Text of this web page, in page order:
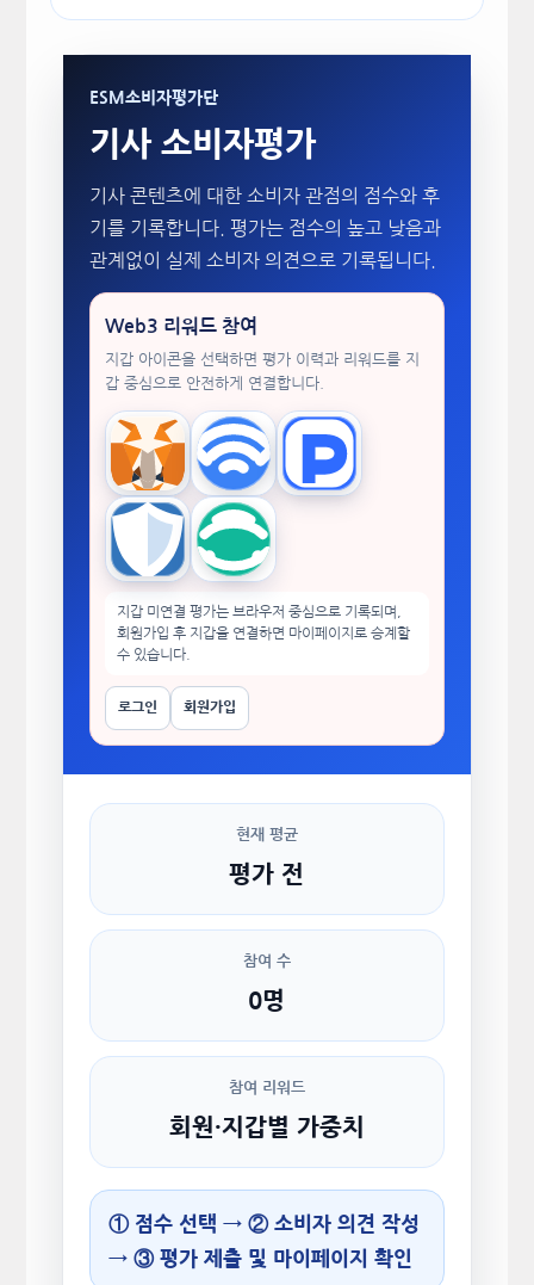
ESM소비자평가단
기사 소비자평가
기사 콘텐츠에 대한 소비자 관점의 점수와 후
기를 기록합니다. 평가는 점수의 높고 낮음과
관계없이 실제 소비자 의견으로 기록됩니다.
Web3 리워드 참여
지갑 아이콘을 선택하면 평가 이력과 리워드를 지
갑 중심으로 안전하게 연결합니다.
MetaMask WalletConnectTokenPocket
Trust Wallet imToken
지갑 미연결 평가는 브라우저 중심으로 기록되며,
회원가입 후 지갑을 연결하면 마이페이지로 승계할
수 있습니다.
로그인 회원가입
현재 평균
평가 전
참여 수
0명
참여 리워드
회원·지갑별 가중치
① 점수 선택 → ② 소비자 의견 작성
→ ③ 평가 제출 및 마이페이지 확인